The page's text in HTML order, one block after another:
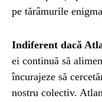
pe tărâmurile
Indiferent dacă
ei continuă să
încurajeze să
nostru colectiv.